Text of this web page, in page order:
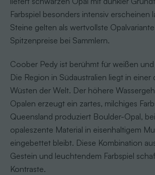
Farbspiel besonders intensiv erscheinen
Steine gelten als wertvollste
Spitzenpreise bei Sammlern.
Coober Pedy ist berühmt für weißen und
Die Region in Südaustralien liegt in
Wüsten der Welt. Der höhere
Opalen erzeugt ein zartes, milchiges
Queensland produziert Boulder-Opal,
opaleszente Material in eisenhaltigem
eingebettet bleibt. Diese Kombination
Gestein und leuchtendem Farbspiel
Kontraste.